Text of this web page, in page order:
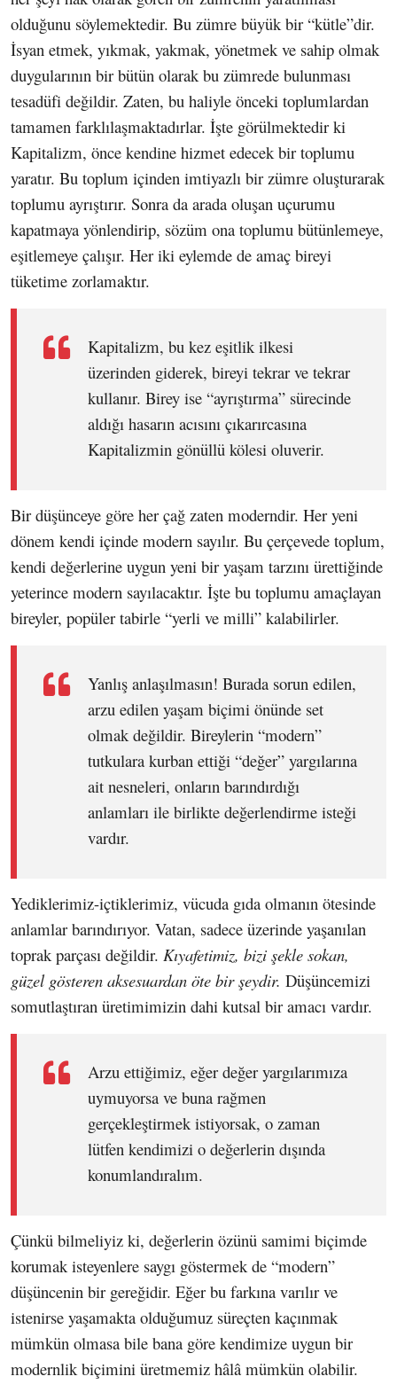
olduğunu söylemektedir. Bu zümre büyük bir “kütle”dir.
İsyan etmek, yıkmak, yakmak, yönetmek ve sahip olmak
duygularının bir bütün olarak bu zümrede bulunması
tesadüfi değildir. Zaten, bu haliyle önceki toplumlardan
tamamen farklılaşmaktadırlar. İşte görülmektedir ki
Kapitalizm, önce kendine hizmet edecek bir toplumu
yaratır. Bu toplum içinden imtiyazlı bir zümre oluşturarak
toplumu ayrıştırır. Sonra da arada oluşan uçurumu
kapatmaya yönlendirip, sözüm ona toplumu bütünlemeye,
eşitlemeye çalışır. Her iki eylemde de amaç bireyi
tüketime zorlamaktır.
Kapitalizm, bu kez eşitlik ilkesi
üzerinden giderek, bireyi tekrar ve tekrar
kullanır. Birey ise “ayrıştırma” sürecinde
aldığı hasarın acısını çıkarırcasına
Kapitalizmin gönüllü kölesi oluverir.
Bir düşünceye göre her çağ zaten moderndir. Her yeni
dönem kendi içinde modern sayılır. Bu çerçevede toplum,
kendi değerlerine uygun yeni bir yaşam tarzını ürettiğinde
yeterince modern sayılacaktır. İşte bu toplumu amaçlayan
bireyler, popüler tabirle “yerli ve milli” kalabilirler.
Yanlış anlaşılmasın! Burada sorun edilen,
arzu edilen yaşam biçimi önünde set
olmak değildir. Bireylerin “modern”
tutkulara kurban ettiği “değer” yargılarına
ait nesneleri, onların barındırdığı
anlamları ile birlikte değerlendirme isteği
vardır.
Yediklerimiz-içtiklerimiz, vücuda gıda olmanın ötesinde
anlamlar barındırıyor. Vatan, sadece üzerinde yaşanılan
toprak parçası değildir. Kıyafetimiz, bizi şekle sokan,
güzel gösteren aksesuardan öte bir şeydir. Düşüncemizi
somutlaştıran üretimimizin dahi kutsal bir amacı vardır.
Arzu ettiğimiz, eğer değer yargılarımıza
uymuyorsa ve buna rağmen
gerçekleştirmek istiyorsak, o zaman
lütfen kendimizi o değerlerin dışında
konumlandıralım.
Çünkü bilmeliyiz ki, değerlerin özünü samimi biçimde
korumak isteyenlere saygı göstermek de “modern”
düşüncenin bir gereğidir. Eğer bu farkına varılır ve
istenirse yaşamakta olduğumuz süreçten kaçınmak
mümkün olmasa bile bana göre kendimize uygun bir
modernlik biçimini üretmemiz hâlâ mümkün olabilir.